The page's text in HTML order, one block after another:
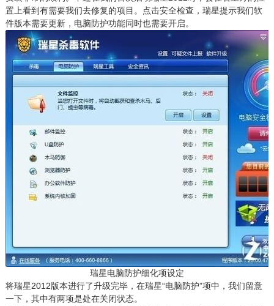
置上看到有需要我们去修复的项目。点击安全检查，瑞星提示我们软
件版本需要更新，电脑防护功能同时也需要开启。
瑞星电脑防护细化项设定
将瑞星2012版本进行了升级完毕，在瑞星“电脑防护”项中，我们留意
一下，其中有两项是处在关闭状态。